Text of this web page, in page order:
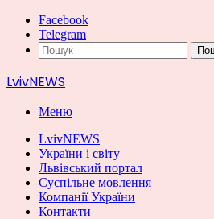
Facebook
Telegram
LvivNEWS
Меню
LvivNEWS
України і світу
Львівський портал
Суспільне мовлення
Компанії України
Контакти